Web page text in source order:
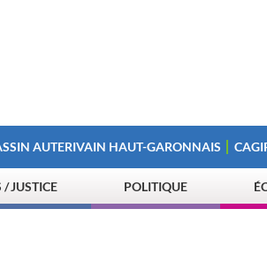
AUTERIVAIN HAUT-GARONNAIS
/ JUSTICE POLITIQUE